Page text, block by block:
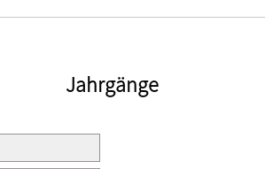
Jahrgänge